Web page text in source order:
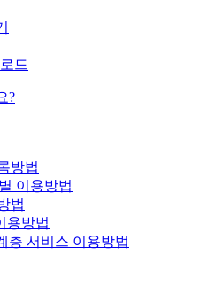
드
?
방법
이용방법
법
용방법
층 서비스 이용방법